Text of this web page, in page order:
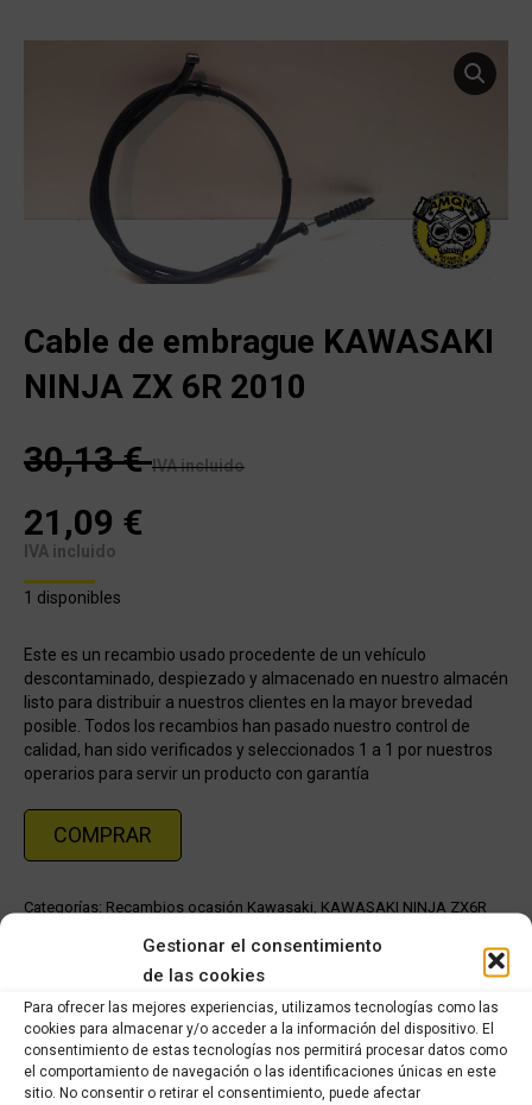
Gestionar el consentimiento
de las cookies
Para ofrecer las mejores experiencias, utilizamos tecnologías como las
cookies para almacenar y/o acceder a la información del dispositivo. El
consentimiento de estas tecnologías nos permitirá procesar datos como
el comportamiento de navegación o las identificaciones únicas en este
sitio. No consentir o retirar el consentimiento, puede afectar
Cable de embrague KAWASAKI
NINJA ZX 6R 2010
30,13€ IVA incluido
21,09 €
IVA incluido
1 disponibles
Este es un recambio usado procedente de un vehículo
descontaminado, despiezado y almacenado en nuestro almacén
listo para distribuir a nuestros clientes en la mayor brevedad
posible. Todos los recambios han pasado nuestro control de
calidad, han sido verificados y seleccionados 1 a 1 por nuestros
operarios para servir un producto con garantía
COMPRAR
Categorías: Recambios ocasión Kawasaki, KAWASAKI NINJA ZX6R
Share
on
Share
on
Share
on
Share
on